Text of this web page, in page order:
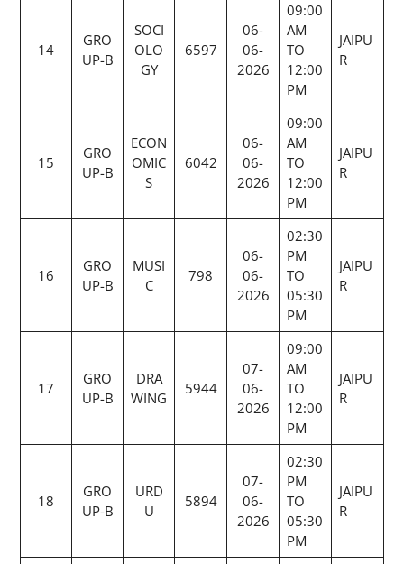
14
GRO
UP-B
SOCI
OLO
GY
6597
06-
06-
2026
09:00
AM
TO
12:00
PM
JAIPU
R
15
GRO
UP-B
ECON
OMIC
S
6042
06-
06-
2026
09:00
AM
TO
12:00
PM
JAIPU
R
16
GRO
UP-B
MUSI
C
798
06-
06-
2026
02:30
PM
TO
05:30
PM
JAIPU
R
17
GRO
UP-B
DRA
WING
5944
07-
06-
2026
09:00
AM
TO
12:00
PM
JAIPU
R
18
GRO
UP-B
URD
U
5894
07-
06-
2026
02:30
PM
TO
05:30
PM
JAIPU
R